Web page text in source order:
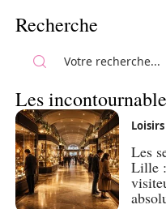
Recherche
Les
Loisirs
Les
Lille